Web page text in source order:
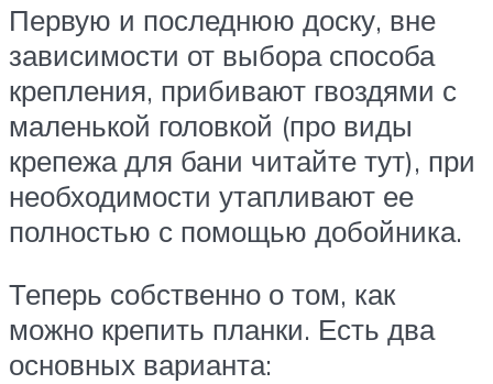
Первую и последнюю доску, вне
зависимости от выбора способа
крепления, прибивают гвоздями с
маленькой головкой (про виды
крепежа для бани читайте тут), при
необходимости утапливают ее
полностью с помощью добойника.
Теперь собственно о том, как
можно крепить планки. Есть два
основных варианта: